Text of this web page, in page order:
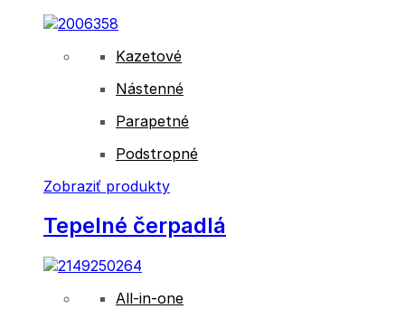
Kazetové
Nástenné
Parapetné
Podstropné
Zobraziť produkty
Tepelné čerpadlá
All-in-one